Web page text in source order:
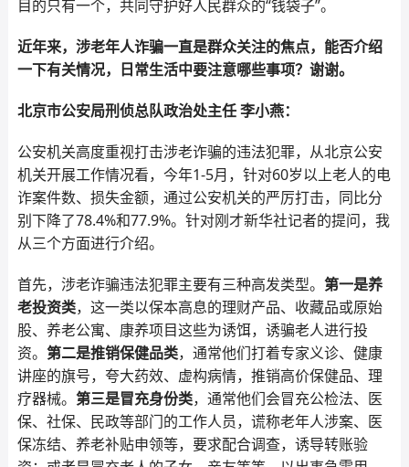
目的只有一个，共同守护好人民群众的“钱袋子”。
近年来，涉老年人诈骗一直是群众关注的焦点，能否介绍
一下有关情况，日常生活中要注意哪些事项？谢谢。
北京市公安局刑侦总队政治处主任 李小燕：
公安机关高度重视打击涉老诈骗的违法犯罪，从北京公安
机关开展工作情况看，今年1-5月，针对60岁以上老人的电
诈案件数、损失金额，通过公安机关的严厉打击，同比分
别下降了78.4%和77.9%。针对刚才新华社记者的提问，我
从三个方面进行介绍。
首先，涉老诈骗违法犯罪主要有三种高发类型。 第一是养
老投资类，这一类以保本高息的理财产品、收藏品或原始
股、养老公寓、康养项目这些为诱饵，诱骗老人进行投
资。 第二是推销保健品类，通常他们打着专家义诊、健康
讲座的旗号，夸大药效、虚构病情，推销高价保健品、理
疗器械。 第三是冒充身份类，通常他们会冒充公检法、医
保、社保、民政等部门的工作人员，谎称老年人涉案、医
保冻结、养老补贴申领等，要求配合调查，诱导转账验